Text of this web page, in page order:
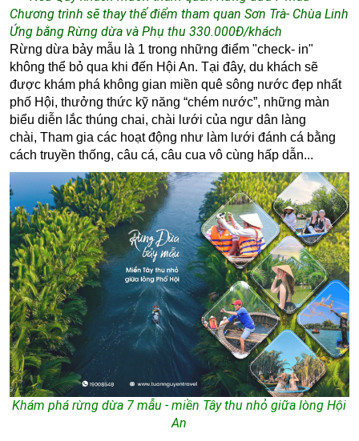
Chương trình sẽ thay thế điểm tham quan Sơn Trà- Chùa Linh
Ứng bằng Rừng dừa và Phụ thu 330.000Đ/khách
Rừng dừa bảy mẫu là 1 trong những điểm "check- in"
không thể bỏ qua khi đến Hội An. Tại đây, du khách sẽ
được khám phá không gian miền quê sông nước đẹp nhất
phố Hội, thưởng thức kỹ năng “chém nước”, những màn
biểu diễn lắc thúng chai, chài lưới của ngư dân làng
chài, Tham gia các hoạt động như làm lưới đánh cá bằng
cách truyền thống, câu cá, câu cua vô cùng hấp dẫn...
Khám phá rừng dừa 7 mẫu - miền Tây thu nhỏ giữa lòng Hội
An